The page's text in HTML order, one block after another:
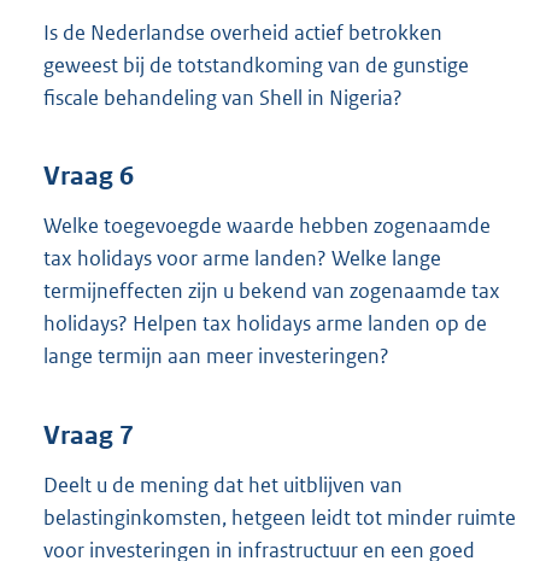
Is de Nederlandse overheid actief betrokken
geweest bij de totstandkoming van de gunstige
fiscale behandeling van Shell in Nigeria?
Vraag 6
Welke toegevoegde waarde hebben zogenaamde
tax holidays voor arme landen? Welke lange
termijneffecten zijn u bekend van zogenaamde tax
holidays? Helpen tax holidays arme landen op de
lange termijn aan meer investeringen?
Vraag 7
Deelt u de mening dat het uitblijven van
belastinginkomsten, hetgeen leidt tot minder ruimte
voor investeringen in infrastructuur en een goed